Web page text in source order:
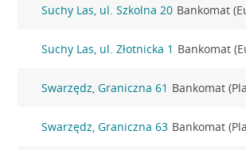
Suchy Las, ul. Szkolna 20 Bankomat
Suchy Las, ul. Złotnicka 1 Bankomat
Swarzędz, Graniczna 61 Bankomat
Swarzędz, Graniczna 63 Bankomat